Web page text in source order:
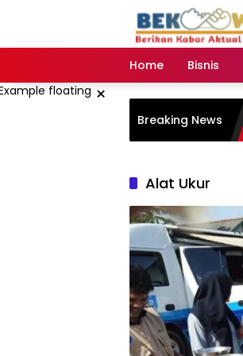
Home
Bisnis
×
Breaking News
Alat Ukur